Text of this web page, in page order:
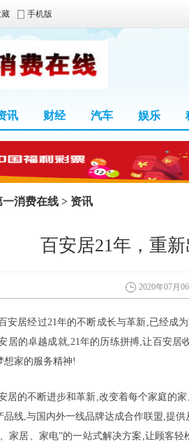
手机版
讯 财经 汽车 娱乐
一消费在线 > 资讯
百安居21年，重
2020年07月
安居经过21年的不断成长与革新,已经成
居的卓越成就,21年的历练拼搏,让百安
想家的服务精神!
居的不断进步和革新,改变着每个家庭的
品线,与国内外一线品牌达成合作联盟,提
家居、家电”的一站式解决方案,让顾客